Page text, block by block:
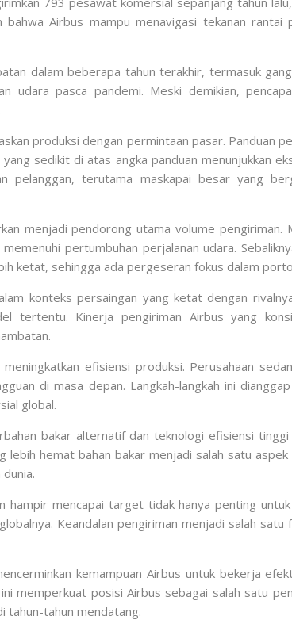
Airbus mampu menavigasi tekanan
dalam beberapa tahun terakhir, termasuk
udara pasca pandemi. Meski demikian,
produksi dengan permintaan pasar.
sedikit di atas angka panduan menunjukkan
pelanggan, terutama maskapai besar yang
menjadi pendorong utama volume pengiriman.
pertumbuhan perjalanan udara.
ketat, sehingga ada pergeseran fokus dalam
konteks persaingan yang ketat dengan
tertentu. Kinerja pengiriman Airbus yang
efisiensi produksi. Perusahaan
di masa depan. Langkah-langkah ini
global.
bakar alternatif dan teknologi efisiensi
hemat bahan bakar menjadi salah satu
hampir mencapai target tidak hanya penting
Keandalan pengiriman menjadi salah
kemampuan Airbus untuk bekerja
memperkuat posisi Airbus sebagai salah satu
tahun-tahun mendatang.